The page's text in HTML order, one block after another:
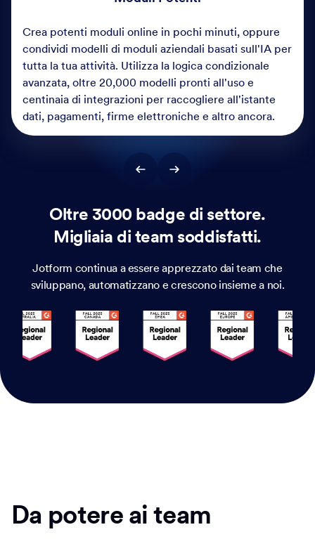
condividi modelli di moduli aziendali basati sull'IA per
tutta la tua attività. Utilizza la logica condizionale
avanzata, oltre 20,000 modelli pronti all'uso e
centinaia di integrazioni per raccogliere all'istante
dati, pagamenti, firme elettroniche e altro ancora.
Migliaia di team soddisfatti.
sviluppano, automatizzano e crescono insieme a noi.
Da potere ai team